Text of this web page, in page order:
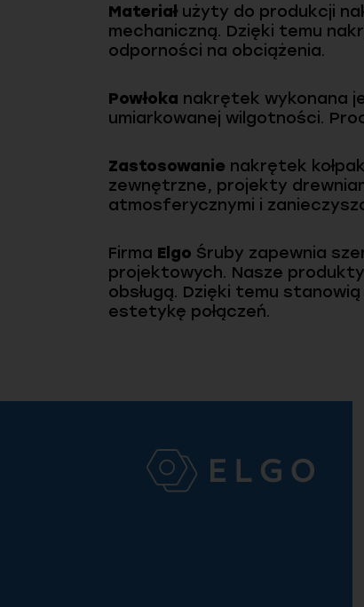
Materiał użyty do produkcji
mechaniczną. Dzięki temu
odporności na obciążenia.
Powłoka nakrętek wykonana
umiarkowanej wilgotności.
Zastosowanie nakrętek
zewnętrzne, projekty
atmosferycznymi i
Firma Elgo Śruby zapewnia
projektowych. Nasze
obsługą. Dzięki temu
estetykę połączeń.